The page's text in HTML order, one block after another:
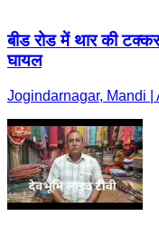
बीड रोड में थार की
घायल
Jogindarnagar, Mandi |